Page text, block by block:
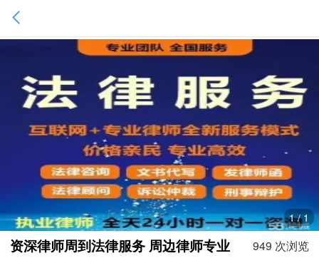
1/1
资深律师周到法律服务 周边律师专业
949 次浏览